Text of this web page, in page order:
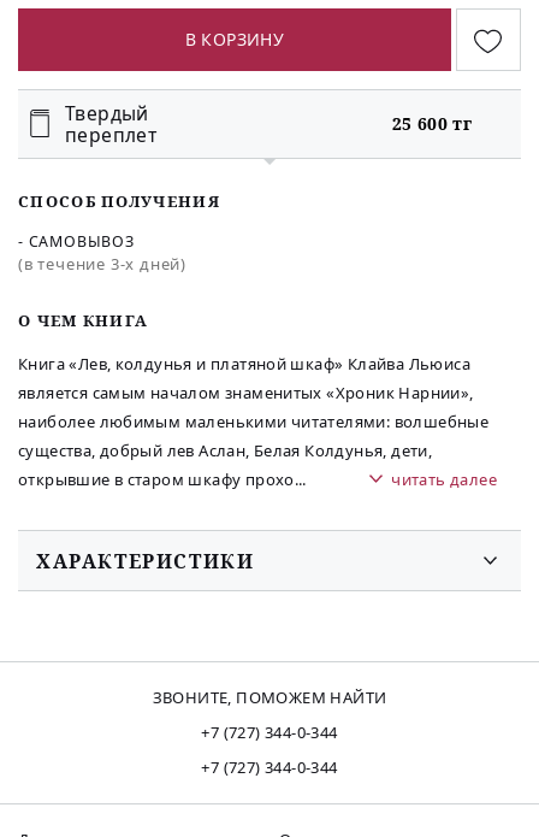
O ЧЕМ КНИГА
Книга «Лев, колдунья и платяной шкаф» Клайва Льюиса
является самым началом знаменитых «Хроник Нарнии»,
наиболее любимым маленькими читателями: волшебные
существа, добрый лев Аслан, Белая Колдунья, дети,
открывшие в старом шкафу прохо... читать далее
В КОРЗИНУ
Твердый
переплет
25 600 тг
СПОСОБ ПОЛУЧЕНИЯ
- САМОВЫВОЗ
(в течение 3-х дней)
ХАРАКТЕРИСТИКИ
ЗВОНИТЕ, ПОМОЖЕМ НАЙТИ
+7 (727) 344-0-344
+7 (727) 344-0-344